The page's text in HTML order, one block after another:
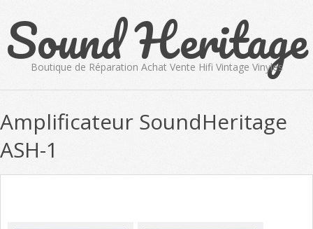
content
Sound Heritage
Boutique de Réparation Achat Vente Hifi Vintage Vinyles
Navigation
Menu
Amplificateur SoundHeritage
ASH-1